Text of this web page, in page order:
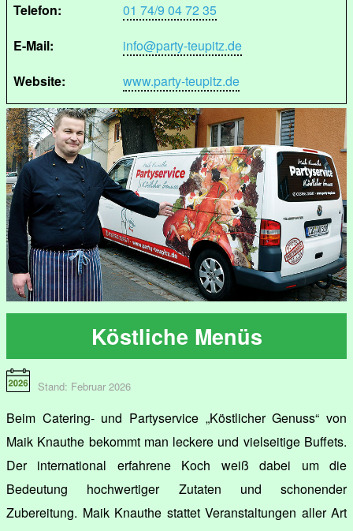
Telefon:
01 74/9 04 72 35
E-Mail:
info@party-teupitz.de
Website:
www.party-teupitz.de
Köstliche Menüs
Stand: Februar 2026
Beim Catering- und Partyservice „Köstlicher Genuss“ von
Maik Knauthe bekommt man leckere und vielseitige Buffets.
Der international erfahrene Koch weiß dabei um die
Bedeutung hochwertiger Zutaten und schonender
Zubereitung. Maik Knauthe stattet Veranstaltungen aller Art